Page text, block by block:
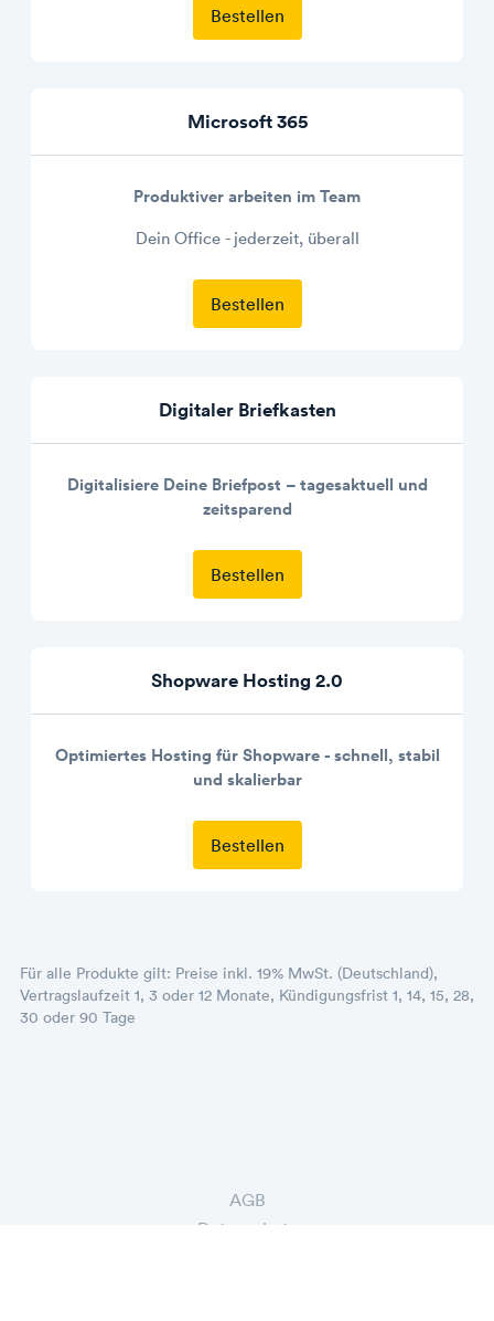
Bestellen
Microsoft 365
Produktiver arbeiten im Team
Dein Office - jederzeit, überall
Bestellen
Digitaler Briefkasten
Digitalisiere Deine Briefpost – tagesaktuell und
zeitsparend
Bestellen
Shopware Hosting 2.0
Optimiertes Hosting für Shopware - schnell, stabil
und skalierbar
Bestellen
Für alle Produkte gilt: Preise inkl. 19% MwSt. (Deutschland),
Vertragslaufzeit 1, 3 oder 12 Monate, Kündigungsfrist 1, 14, 15, 28,
30 oder 90 Tage
AGB
Datenschutz